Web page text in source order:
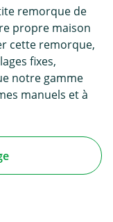
remorque de
propre maison
cette remorque,
fixes,
notre gamme
manuels et à